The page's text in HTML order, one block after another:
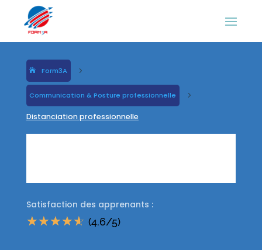
Form3A 5
Communication & Posture professionnelle 5
Distanciation professionnelle
Distanciation
Satisfaction des apprenants :
☆☆☆☆☆ (4.6/5)